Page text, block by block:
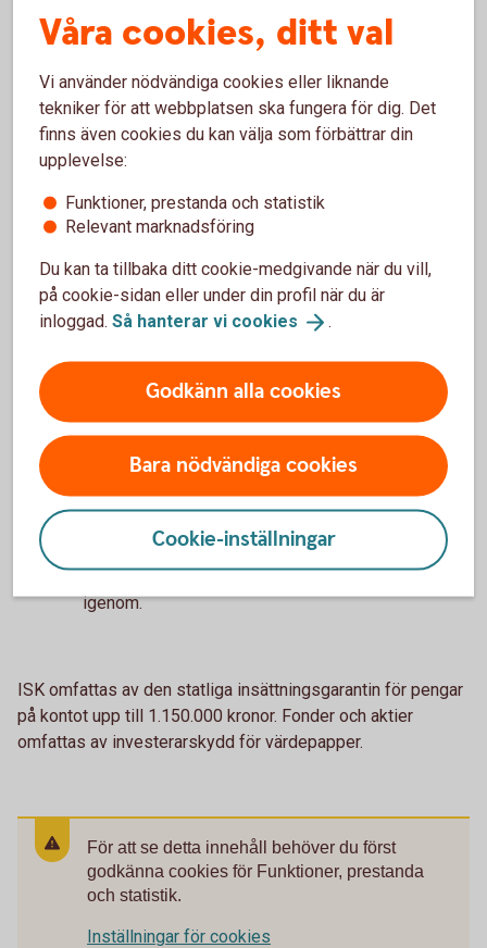
Öppna ett konto
För att månadsspara i fonder behöver du ett konto
att spara på. De flesta väljer att spara på ett
Investeringssparkonto,ISK
. Du betalar en
låg årlig skatt istället för att betala skatt när
fonderna säljs.
Välj en fond som passar dig
Du kan spara i räntefonder, aktiefonder eller en
blandning. I räntefonder går värdet varken upp eller
ner särskilt mycket- risken är lägre. I aktiefonder
kan värdet pendla ganska mycket, upp eller ner -
på fonder att spara i.
Logga in och gör dittfondval
Klart!
Mer än så behöver du inte göra. Om du vill kan du
när som helst ändra ditt månadssparande - öka
sparandet. Självklart kan du även sälja fonderna,
det tar då några dagar innan försäljningen går
igenom.
ISK omfattas av den statliga insättningsgarantin för pengar
på kontot upp till 1.150.000 kronor. Fonder och aktier
omfattas av investerarskydd för värdepapper.
För att se detta innehåll behöver du först
godkänna cookies för Funktioner, prestanda
och statistik.
Inställningar för cookies
Våra cookies, ditt val
Vi använder nödvändiga cookies eller liknande
tekniker för att webbplatsen ska fungera för dig. Det
finns även cookies du kan välja som förbättrar din
upplevelse:
Funktioner, prestanda och statistik
Relevant marknadsföring
Du kan ta tillbaka ditt cookie-medgivande när du vill,
på cookie-sidan eller under din profil när du är
inloggad. Så hanterar vi cookies .
Godkänn alla cookies
Bara nödvändiga cookies
Cookie-inställningar